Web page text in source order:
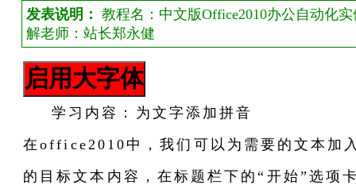
发表说明： 教程名：中文版Office2010办公自动化
解老师：站长郑永健
学习内容：为文字添加拼音
在office2010中，我们可以为需要的文本加
的目标文本内容，在标题栏下的“开始”选项